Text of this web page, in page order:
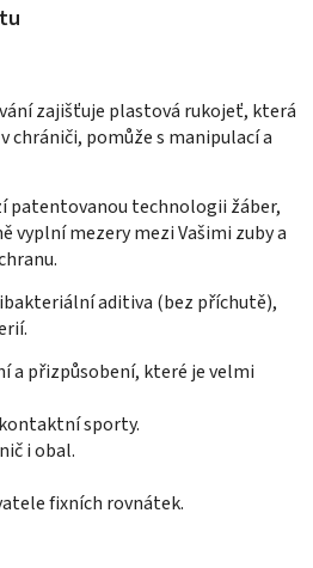
zajišťuje plastová rukojeť, která
chrániči, pomůže s manipulací a
patentovanou technologii žáber,
vyplní mezery mezi Vašimi zuby a
aditiva (bez příchutě),
a přizpůsobení, které je velmi
sporty.
i obal.
fixních rovnátek.